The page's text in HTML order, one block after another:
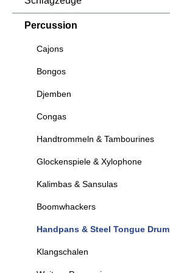
Percussion
Cajons
Bongos
Djemben
Congas
Handtrommeln & Tambourines
Glockenspiele & Xylophone
Kalimbas & Sansulas
Boomwhackers
Handpans & Steel Tongue Drum
Klangschalen